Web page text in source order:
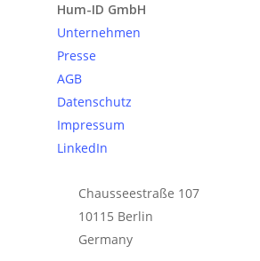
Hum-ID GmbH
Unternehmen
Presse
AGB
Datenschutz
Impressum
LinkedIn
Chausseestraße 107
10115 Berlin
Germany